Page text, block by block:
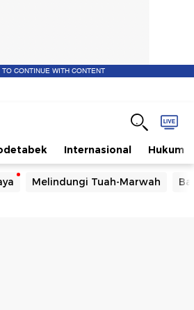
CONTINUE WITH CONTENT
Internasional Hukum
Melindungi Tuah-Marwah